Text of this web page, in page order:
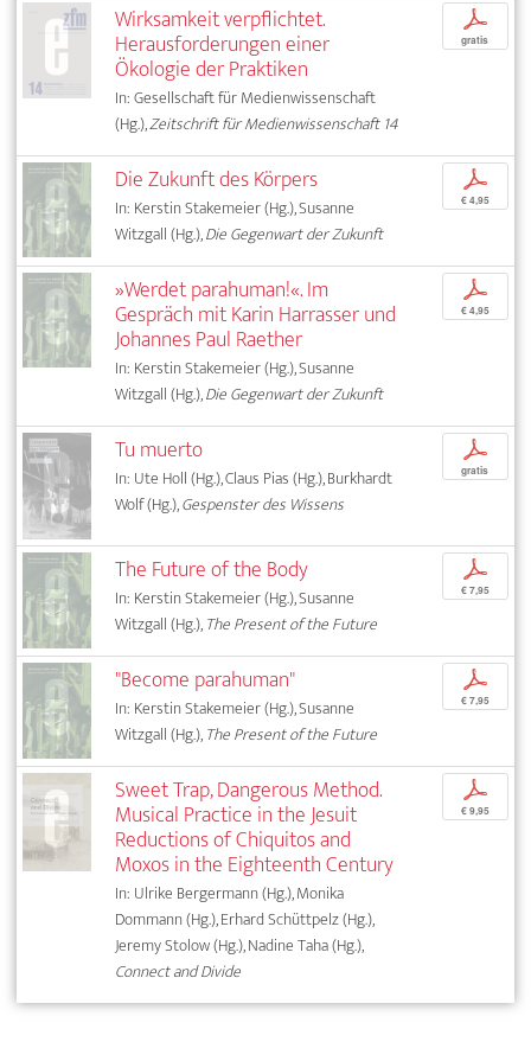
Wirksamkeit verpflichtet.
Herausforderungen einer
Ökologie der Praktiken
In: Gesellschaft für Medienwissenschaft
(Hg.),Zeitschrift für Medienwissenschaft 14
p
gratis
Die Zukunft des Körpers
In: Kerstin Stakemeier (Hg.), Susanne
Witzgall (Hg.),Die Gegenwart der Zukunft
p
€ 4,95
»Werdet parahuman!«. Im
Gespräch mit Karin Harrasser und
Johannes Paul Raether
In: Kerstin Stakemeier (Hg.), Susanne
Witzgall (Hg.),Die Gegenwart der Zukunft
p
€ 4,95
Tu muerto
In: Ute Holl (Hg.), Claus Pias (Hg.), Burkhardt
Wolf (Hg.),Gespenster des Wissens
p
gratis
The Future of the Body
In: Kerstin Stakemeier (Hg.), Susanne
Witzgall (Hg.),The Present of the Future
p
€ 7,95
"Become parahuman"
In: Kerstin Stakemeier (Hg.), Susanne
Witzgall (Hg.),The Present of the Future
p
€ 7,95
Sweet Trap, Dangerous Method.
Musical Practice in the Jesuit
Reductions of Chiquitos and
Moxos in the Eighteenth Century
In: Ulrike Bergermann (Hg.), Monika
Dommann (Hg.), Erhard Schüttpelz (Hg.),
Jeremy Stolow (Hg.), Nadine Taha (Hg.),
Connect and Divide
p
€ 9,95